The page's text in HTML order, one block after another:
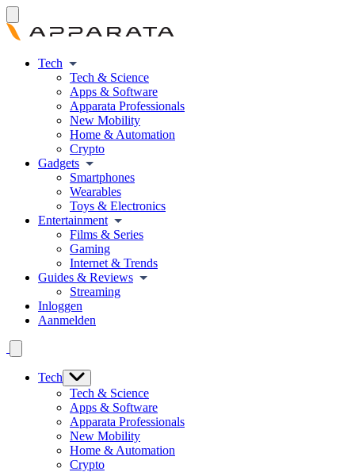
Tech
Tech & Science
Apps & Software
Apparata Professionals
New Mobility
Home & Automation
Crypto
Gadgets
Smartphones
Wearables
Toys & Electronics
Entertainment
Films & Series
Gaming
Internet & Trends
Guides & Reviews
Streaming
Inloggen
Aanmelden
Tech
Tech & Science
Apps & Software
Apparata Professionals
New Mobility
Home & Automation
Crypto